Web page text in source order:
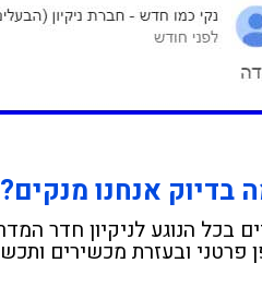
בדיוק אנחנו מנקים?
בכל הנוגע לניקיון חדר
ובעזרת מכשירים